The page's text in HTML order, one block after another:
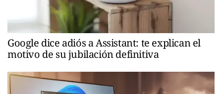
Google dice adiós a Assistant: te explican el
motivo de su jubilación definitiva